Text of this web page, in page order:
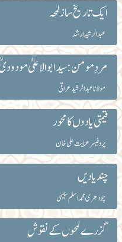
ایک تاریخ ساز لمحہ
عبدالرشیدارشد
مردِ مومن: سید ابوالاعلیٰ مودودیؒ
مولانا عبدالرشید عراقی
قیمتی یادوں کا محور
پروفیسر عنایت علی خان
چند یادیں
چودھری محمد اسلم سلیمی
گزرے لمحوں کے نقوش